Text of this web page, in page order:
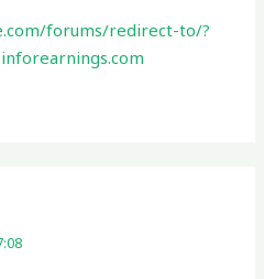
forums/redirect-to/?